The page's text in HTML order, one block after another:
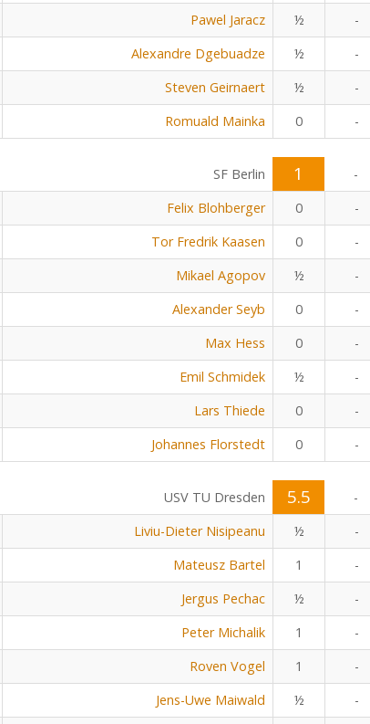
Pawel Jaracz ½ -
Alexandre Dgebuadze ½ -
Steven Geirnaert ½ -
Romuald Mainka 0 -
SF Berlin 1 -
Felix Blohberger 0 -
Tor Fredrik Kaasen 0 -
Mikael Agopov ½ -
Alexander Seyb 0 -
Max Hess 0 -
Emil Schmidek ½ -
Lars Thiede 0 -
Johannes Florstedt 0 -
USV TU Dresden 5.5 -
Liviu-Dieter Nisipeanu ½ -
Mateusz Bartel 1 -
Jergus Pechac ½ -
Peter Michalik 1 -
Roven Vogel 1 -
Jens-Uwe Maiwald ½ -